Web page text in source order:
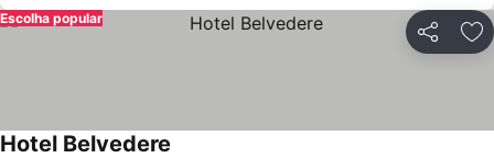
Partilhar
Escolha popular
Hotel Belvedere